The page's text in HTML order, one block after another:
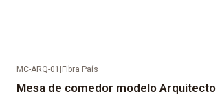
MC-ARQ-01 Fibra País
Mesa de comedor modelo Arquitecto